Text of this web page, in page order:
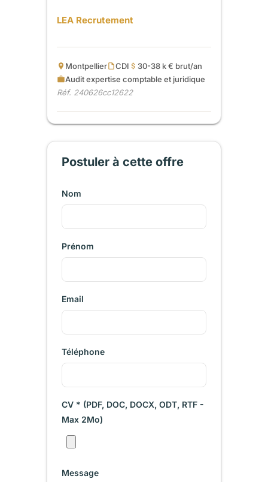
LEA Recrutement
Montpellier CDI
30-38 k € brut/an
Audit expertise comptable et juridique
Réf. 240626cc12622
Postuler à cette offre
Nom
Prénom
Email
Téléphone
CV * (PDF, DOC, DOCX, ODT, RTF -
Max 2Mo)
Message